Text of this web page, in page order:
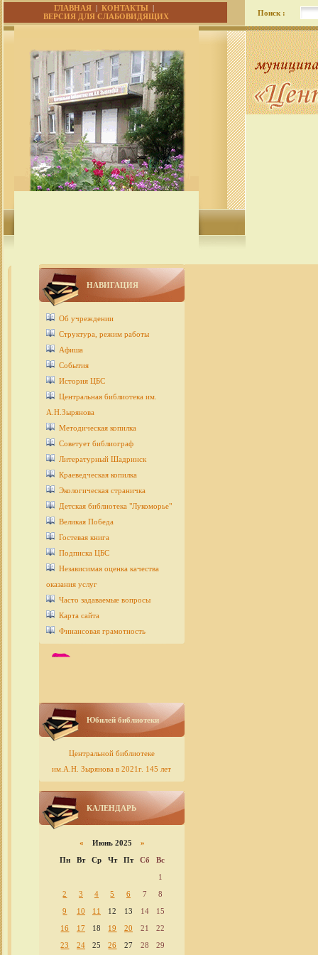
ГЛАВНАЯ |КОНТАКТЫ |
ВЕРСИЯ ДЛЯ СЛАБОВИДЯЩИХ
Поиск :
НАВИГАЦИЯ
Об учреждении
Структура, режим работы
Афиша
События
История ЦБС
Центральная библиотека им.
А.Н.Зырянова
Методическая копилка
Советует библиограф
Литературный Шадринск
Краеведческая копилка
Экологическая страничка
Детcкая библиотека "Лукоморье"
Великая Победа
Гостевая книга
Подписка ЦБС
Независимая оценка качества
оказания услуг
Часто задаваемые вопросы
Карта сайта
Финансовая грамотность
Юбилей библиотеки
Центральной библиотеке
им.А.Н. Зырянова в 2021г. 145 лет
КАЛЕНДАРЬ
« Июнь 2025 »
Пн
Вт Ср Чт Пт Сб
Вс
1
2
3 4 5 6 7
8
9
10 11 12 13 14
15
16
17 18 19 20 21
22
23
24 25 26 27 28 29